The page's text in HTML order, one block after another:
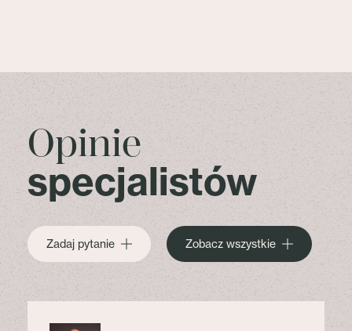
Opinie
specjalistów
Zadaj pytanie Zobacz wszystkie